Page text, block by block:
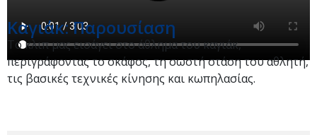
Καγιάκ: Παρουσίαση
Το κλιπ μας εισάγει στο άθλημα του καγιάκ,
περιγράφοντας το σκάφος, τη σωστή στάση του αθλητή,
τις βασικές τεχνικές κίνησης και κωπηλασίας.